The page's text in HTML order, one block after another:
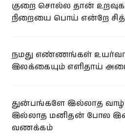
குறை சொல்ல தான்
நிறையை பொய் என்றே
நமது எண்ணங்கள்
இலக்கையும் எளிதாய்
துன்பங்களே இல்லாத
இல்லாத மனிதன் போல
வணக்கம்